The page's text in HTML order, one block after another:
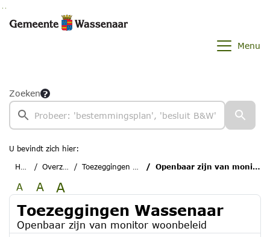
Ga naar de inhoud van deze pagina
Ga naar het zoeken
Ga naar het menu
Menu
Zoeken
U bevindt zich hier:
Home
Overzichten Toezeggingen Wassenaar Openbaar zijn van monitor woonbeleid
A A A
Toezeggingen Wassenaar
Openbaar zijn van monitor woonbeleid